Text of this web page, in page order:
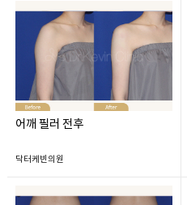
어깨 필러 전후
닥터케빈의원